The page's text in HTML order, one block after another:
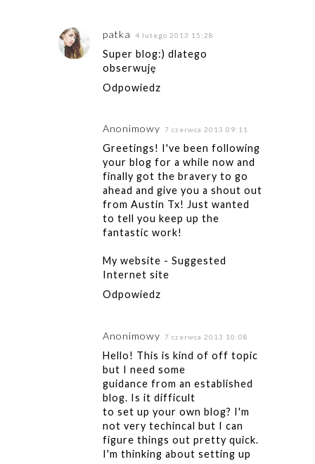
patka 4 lutego 2013 15:28
Super blog:) dlatego
obserwuję
Odpowiedz
Anonimowy 7 czerwca 2013 09:11
Greetings! I've been following
your blog for a while now and
finally got the bravery to go
ahead and give you a shout out
from Austin Tx! Just wanted
to tell you keep up the
fantastic work!
My website - Suggested
Internet site
Odpowiedz
Anonimowy 7 czerwca 2013 10:08
Hello! This is kind of off topic
but I need some
guidance from an established
blog. Is it difficult
to set up your own blog? I'm
not very techincal but I can
figure things out pretty quick.
I'm thinking about setting up